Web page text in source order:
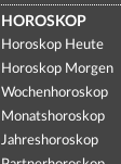
HOROSKOP
Horoskop Heute
Horoskop Morgen
Wochenhoroskop
Monatshoroskop
Jahreshoroskop